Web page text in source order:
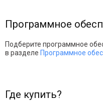
Программное
Подберите программное
в разделе Программное
Где купить?